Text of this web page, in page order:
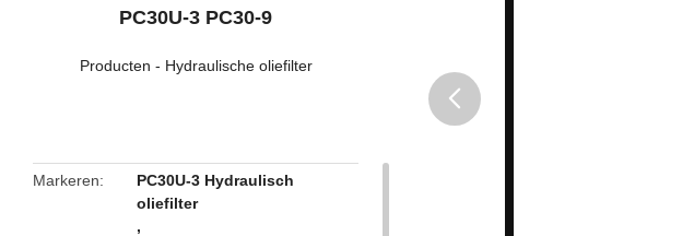
PC30U-3 PC30-9
Producten - Hydraulische oliefilter
Markeren
PC30U-3 Hydraulisch
oliefilter
,